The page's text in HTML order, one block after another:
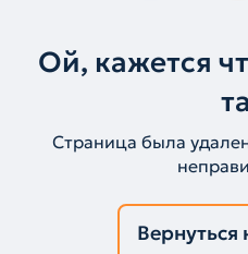
Ой, кажется
Страница была
Вернуться